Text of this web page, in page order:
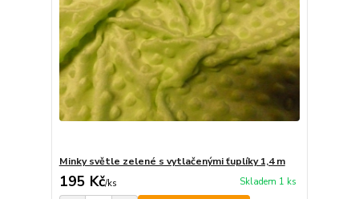
Minky světle zelené s vytlačenými ťuplíky 1,4 m
195 Kč/ks Skladem 1 ks